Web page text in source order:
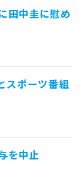
田中圭に慰め
スポーツ番組
を中止